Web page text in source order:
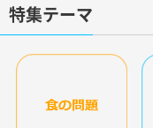
特集テーマ